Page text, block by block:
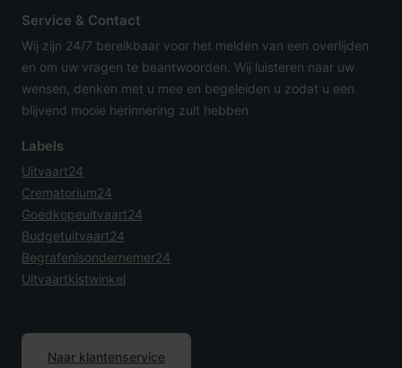
Service & Contact
Wij zijn 24/7 bereikbaar voor het melden van een overlijden
en om uw vragen te beantwoorden. Wij luisteren naar uw
wensen, denken met u mee en begeleiden u zodat u een
blijvend mooie herinnering zult hebben
Labels
Uitvaart24
Crematorium24
Goedkopeuitvaart24
Budgetuitvaart24
Begrafenisondernemer24
Uitvaartkistwinkel
Naar klantenservice